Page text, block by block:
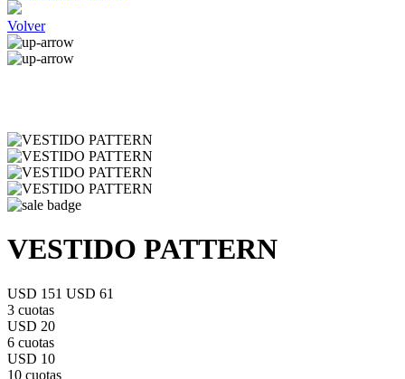
Volver
VESTIDO PATTERN
USD 151 USD 61
3 cuotas
USD 20
6 cuotas
USD 10
10 cuotas